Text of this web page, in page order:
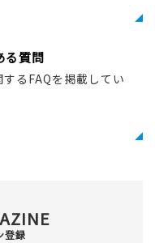
る質問
するFAQを掲載してい
登録